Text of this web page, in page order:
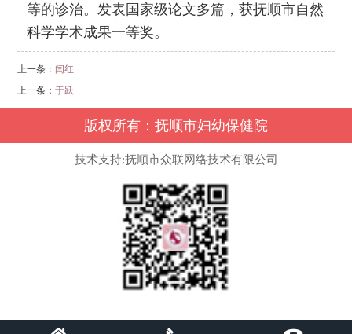
等的诊治。发表国家级论文多篇，获抚顺市自然
科学学术成果一等奖。
上一条： 闫红
上一条：于跃
版权所有：抚顺市妇幼保健院
技术支持:抚顺市众联网络技术有限公司